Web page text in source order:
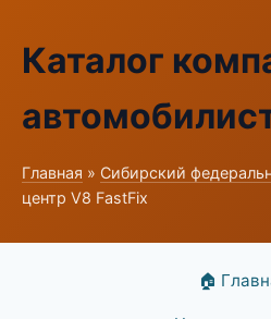
Каталог
Главная » Сибирский
центр V8 FastFix
🏠